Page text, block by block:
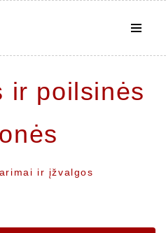
ir poilsinės
ir įžvalgos